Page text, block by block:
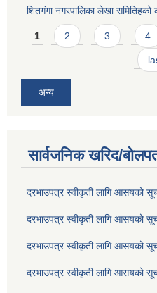
शितगंगा नगरपालिका लेखा समितिहको
Pages
1 2 3 4
अन्य
सार्वजनिक खरिद/
दरभाउपत्र स्वीकृती लागि आसयको
दरभाउपत्र स्वीकृती लागि आसयको
दरभाउपत्र स्वीकृती लागि आसयको
दरभाउपत्र स्वीकृती लागि आसयको